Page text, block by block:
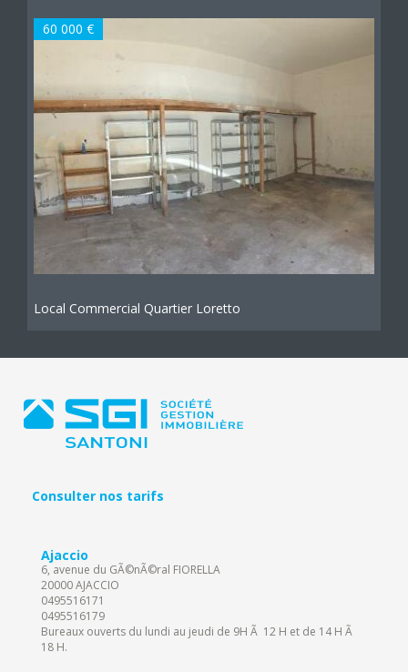
60 000 €
Local Commercial Quartier Loretto
Consulter nos tarifs
Ajaccio
6, avenue du GÃ©nÃ©ral FIORELLA
20000 AJACCIO
0495516171
0495516179
Bureaux ouverts du lundi au jeudi de 9H Ã 12 H et de 14 H Ã
18 H.